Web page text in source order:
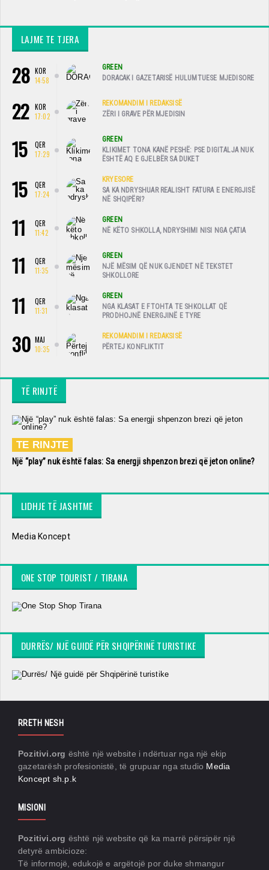
LAJME TE TJERA
28 KOR
14:58
GREEN
DORACAK I GAZETARISË HULUMTUESE MJEDISORE
22
KOR
17:02
REKOMANDIM I REDAKSISË
ZËRI I GRAVE PËR MJEDISIN
15
QER
17:29
GREEN
KLIKIMET TONA KANË PESHË: PSE DIGITALJA NUK
ËSHTË AQ E GJELBËR SA DUKET
15
QER
17:24
KRYESORE
SA KA NDRYSHUAR REALISHT FATURA E ENERGJISË
NË SHQIPËRI?
11
QER
11:42
GREEN
NË KËTO SHKOLLA, NDRYSHIMI NISI NGA ÇATIA
11
QER
11:35
GREEN
NJË MËSIM QË NUK GJENDET NË TEKSTET
SHKOLLORE
11
QER
11:31
GREEN
NGA KLASAT E FTOHTA TE SHKOLLAT QË
PRODHOJNË ENERGJINË E TYRE
30 MAJ
10:35
REKOMANDIM I REDAKSISË
PËRTEJ KONFLIKTIT
TË RINJTË
TE RINJTE
Një “play” nuk është falas: Sa energji shpenzon brezi që jeton online?
LIDHJE TË JASHTME
Media Koncept
ONE STOP TOURIST / TIRANA
DURRËS/ NJË GUIDË PËR SHQIPËRINË TURISTIKE
RRETH NESH
Pozitivi.org është një website i ndërtuar nga një ekip
gazetarësh profesionistë, të grupuar nga studio Media
Koncept sh.p.k
MISIONI
Pozitivi.org është një website që ka marrë përsipër një
detyrë ambicioze:
Të informojë, edukojë e argëtojë por duke shmangur